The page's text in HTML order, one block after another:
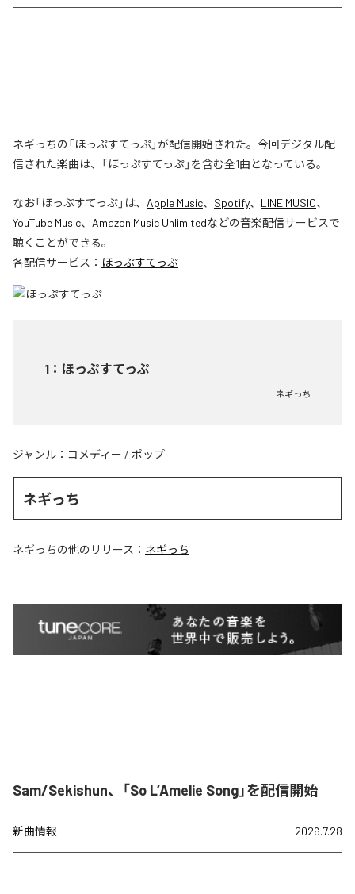
ネギっちの「ほっぷすてっぷ」が配信開始された。今回デジタル配
信された楽曲は、「ほっぷすてっぷ」を含む全1曲となっている。
なお「ほっぷすてっぷ」は、 Apple Music、 Spotify、 LINE MUSIC、
YouTube Music、 Amazon Music Unlimitedなどの音楽配信サービスで
聴くことができる。
各配信サービス： ほっぷすてっぷ
1 ： ほっぷすてっぷ
ネギっち
ジャンル： コメディー / ポップ
ネギっち
ネギっちの他のリリース： ネギっち
Sam/Sekishun、「So L’Amelie Song」を配信開始
新曲情報 2026.7.28